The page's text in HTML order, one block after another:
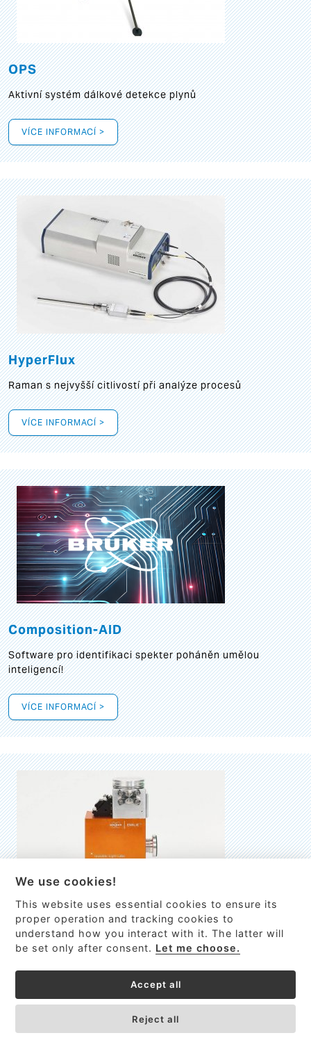
OPS
Aktivní systém dálkové detekce plynů
VÍCE INFORMACÍ >
HyperFlux
Raman s nejvyšší citlivostí při analýze procesů
VÍCE INFORMACÍ >
Composition-AID
Software pro identifikaci spekter poháněn umělou
inteligencí!
VÍCE INFORMACÍ >
EMILIE
První nano-elektro-mechanický (NEMS) FTIR analyzátor
We use cookies!
This website uses essential cookies to ensure its
proper operation and tracking cookies to
understand how you interact with it. The latter will
be set only after consent. Let me choose.
Accept all
Reject all